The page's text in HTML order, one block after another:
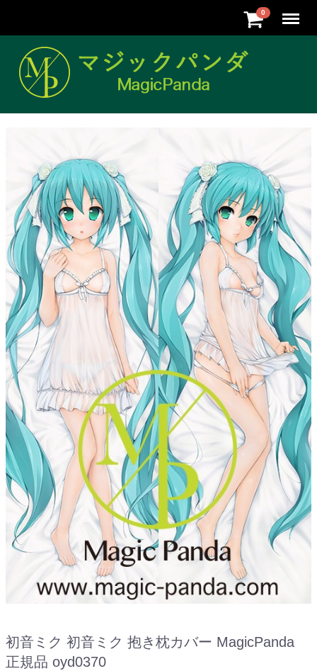
0 Menu
初音ミク 初音ミク 抱き枕カバー MagicPanda
正規品 oyd0370